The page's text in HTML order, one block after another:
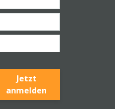
Jetzt
anmelden